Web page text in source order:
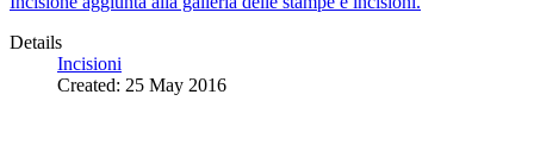
Details
Incisioni
Created: 25 May 2016